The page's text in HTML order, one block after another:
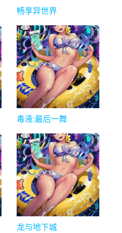
畅享异世界
毒液:最后一舞
龙与地下城